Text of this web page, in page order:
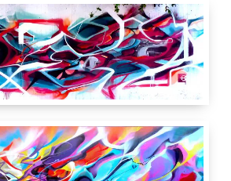
Canal de Satigny
Route de Satigny 1217
Meyrin
GE Suisse
2 m
6 m
Canal de Satigny
Route de Satigny 1217
Meyrin
GE Suisse